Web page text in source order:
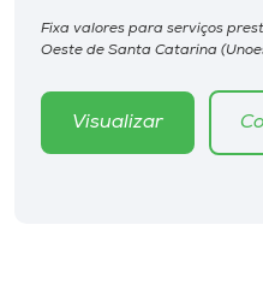
Rádio
Fixa valores para serviços
Oeste de Santa Catarina
Visualizar